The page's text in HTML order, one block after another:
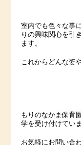
室内でも色々な事
りの興味関心を引
ます。
これからどんな姿
もりのなかま保育
学を受け付けていま
お気軽にお問い合